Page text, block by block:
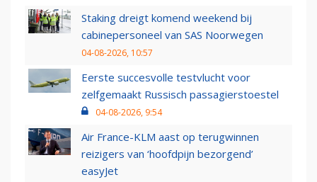
Staking dreigt komend weekend bij
cabinepersoneel van SAS Noorwegen
04-08-2026, 10:57
Eerste succesvolle testvlucht voor
zelfgemaakt Russisch passagierstoestel
04-08-2026, 9:54
Air France-KLM aast op terugwinnen
reizigers van ‘hoofdpijn bezorgend’
easyJet